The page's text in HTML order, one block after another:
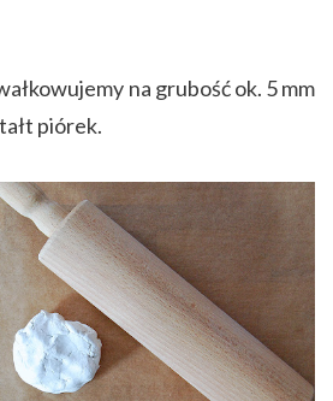
na grubość ok. 5 mm
piórek.